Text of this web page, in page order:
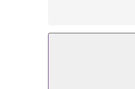
Fransız mutfağı
servisi imkanı